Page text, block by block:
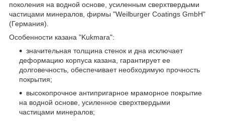
поколения на водной основе, усиленным сверхтвердыми
частицами минералов, фирмы "Weilburger Coatings GmbH"
(Германия).
Особенности казана "Kukmara":
значительная толщина стенок и дна исключает
деформацию корпуса казана, гарантирует ее
долговечность, обеспечивает необходимую прочность
покрытия;
высокопрочное антипригарное мраморное покрытие
на водной основе, усиленное сверхтвердыми
частицами минералов;